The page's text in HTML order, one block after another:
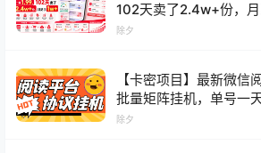
102天卖了2.4w+份，
除夕
【卡密项目】最新微信
批量矩阵挂机，单号一
用教程】
除夕